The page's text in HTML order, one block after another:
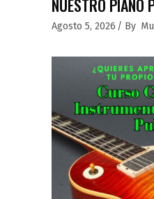
NUESTRO PIANO
Agosto 5, 2026 By